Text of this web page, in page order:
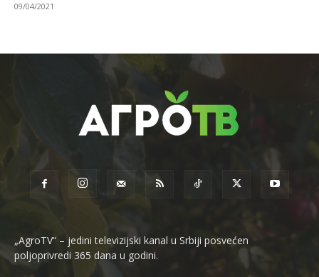
09/04/2021
„AgroTV“ – jedini televizijski kanal u Srbiji posvećen
poljoprivredi 365 dana u godini.